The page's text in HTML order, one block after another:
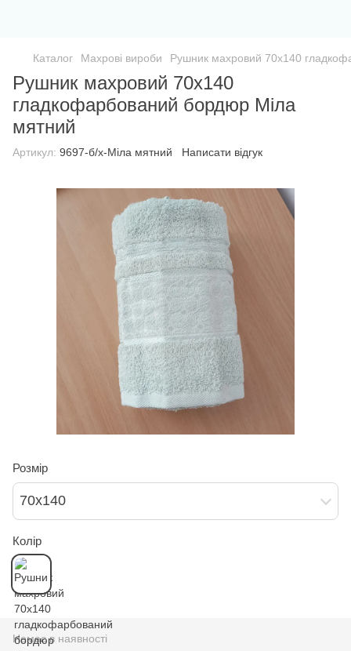
Каталог Махрові вироби Рушник махровий 70х140
Рушник махровий 70х140
гладкофарбований бордюр Міла
мятний
Артикул: 9697-б/х-Міла мятний Написати відгук
Розмір
70х140
Колір
Немає в наявності